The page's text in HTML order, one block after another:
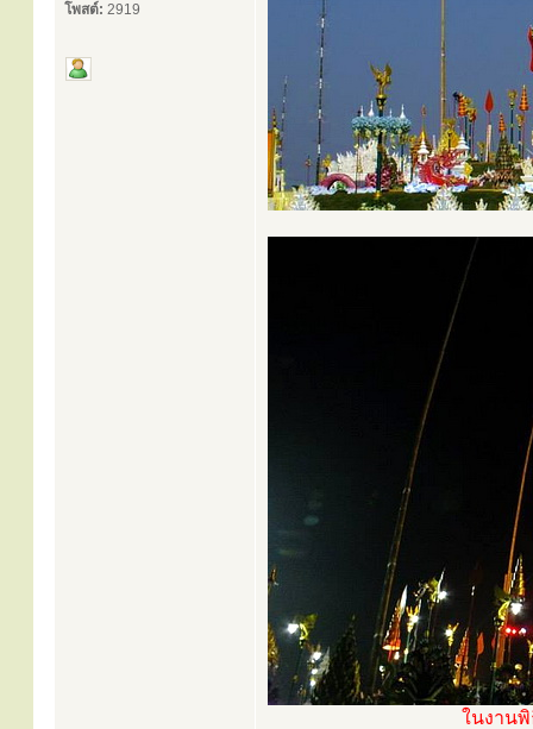
โพสต์: 2919
ในงาน